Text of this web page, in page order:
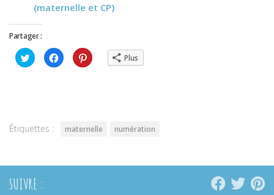
(maternelle et CP)
Partager :
Cliquez
pour
partager
Cliquez
pour
partager
Cliquez
pour Plus
Étiquettes : maternelle numération
SUIVRE :